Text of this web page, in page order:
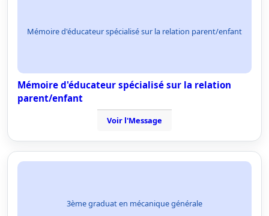
Mémoire d'éducateur spécialisé sur la relation parent/enfant
Mémoire d'éducateur spécialisé sur la relation
parent/enfant
Voir l'Message
3ème graduat en mécanique générale